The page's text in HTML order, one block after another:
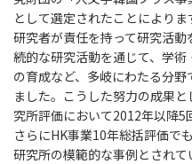
として選定されたことにより
研究者が責任を持って研究活
続的な研究活動を通じて、学
の育成など、多岐にわたる分
ました。こうした努力の成果
究所評価において2012年以降5
さらにHK事業10年総括評価で
研究所の模範的な事例とされて